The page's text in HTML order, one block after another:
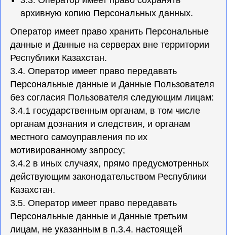
архивную копию Персональных данных.
Оператор имеет право хранить Персональные
данные и Данные на серверах вне территории
Республики Казахстан.
3.4. Оператор имеет право передавать
Персональные данные и Данные Пользователя
без согласия Пользователя следующим лицам:
3.4.1 государственным органам, в том числе
органам дознания и следствия, и органам
местного самоуправления по их
мотивированному запросу;
3.4.2 в иных случаях, прямо предусмотренных
действующим законодательством Республики
Казахстан.
3.5. Оператор имеет право передавать
Персональные данные и Данные третьим
лицам, не указанным в п.3.4. настоящей